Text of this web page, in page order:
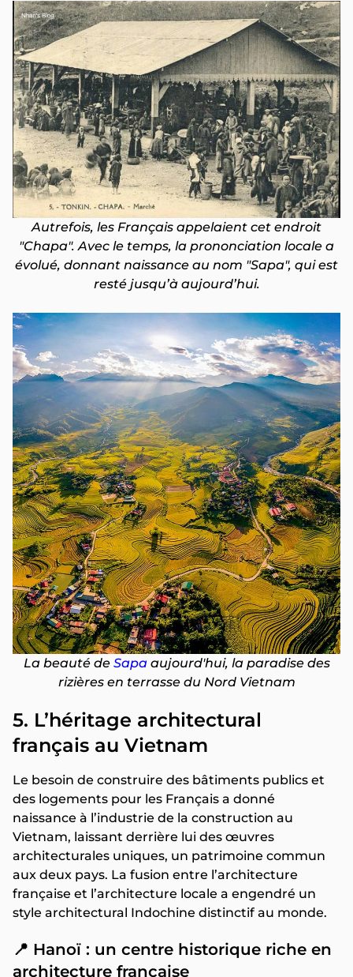
Autrefois, les Français appelaient cet endroit
"Chapa". Avec le temps, la prononciation locale a
évolué, donnant naissance au nom "Sapa", qui est
resté jusqu’à aujourd’hui.
La beauté de Sapaaujourd'hui, la paradise des
rizières en terrasse du Nord Vietnam
5. L’héritage architectural
français au Vietnam
Le besoin de construire des bâtiments publics et
des logements pour les Français a donné
naissance à l’industrie de la construction au
Vietnam, laissant derrière lui des œuvres
architecturales uniques, un patrimoine commun
aux deux pays. La fusion entre l’architecture
française et l’architecture locale a engendré un
style architectural Indochine distinctif au monde.
📍 Hanoï : un centre historique riche en
architecture française